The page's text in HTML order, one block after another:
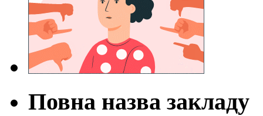
Повна назва закладу